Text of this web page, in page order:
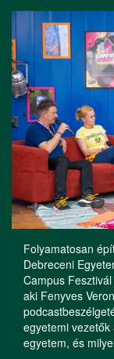
Folyamatosan
Debreceni
Campus
aki Fenyves
egyetemi
egyetem, és